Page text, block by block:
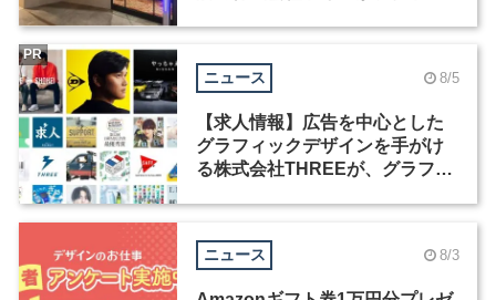
ニュース 8/5
【求人情報】広告を中心とした
グラフィックデザインを手がけ
る株式会社THREEが、グラフィ
PR
ニュース 8/3